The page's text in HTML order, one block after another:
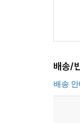
배송/
배송 안